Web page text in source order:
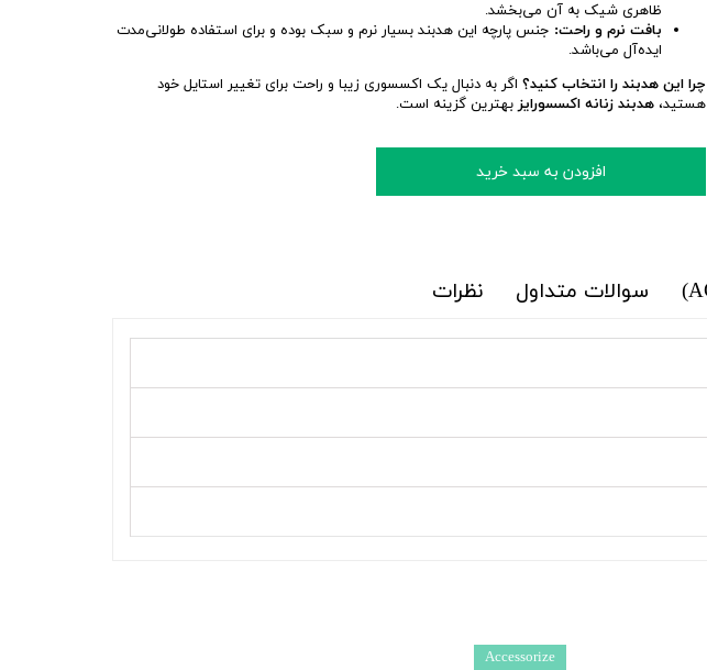
ظاهری شیک به آن می‌بخشد.
بافت نرم و راحت: جنس پارچه این هدبند بسیار نرم و سبک بوده و برای استفاده طولانی‌مدت
ایده‌آل می‌باشد.
چرا این هدبند را انتخاب کنید؟ اگر به دنبال یک اکسسوری زیبا و راحت برای تغییر استایل خود
هستید، هدبند زنانه اکسسورایز بهترین گزینه است.
افزودن به سبد خرید
سوالات متداول نظرات
Accessorize